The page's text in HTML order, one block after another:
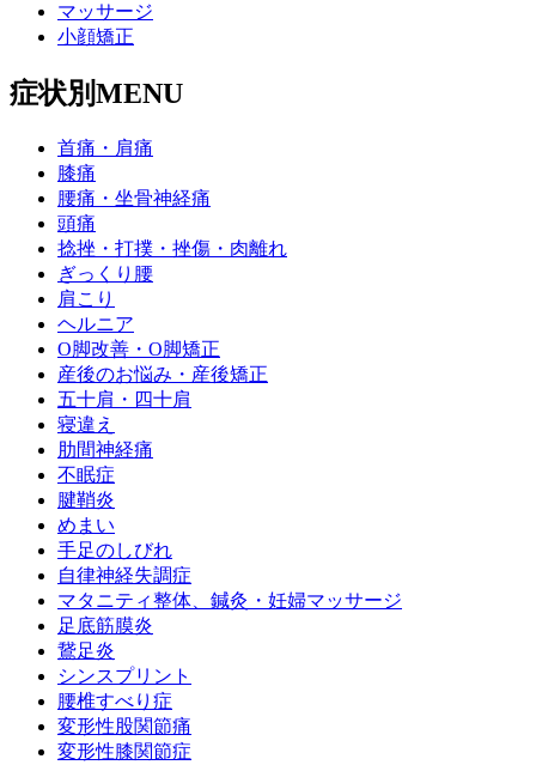
マッサージ
小顔矯正
症状別MENU
首痛・肩痛
膝痛
腰痛・坐骨神経痛
頭痛
捻挫・打撲・挫傷・肉離れ
ぎっくり腰
肩こり
ヘルニア
O脚改善・O脚矯正
産後のお悩み・産後矯正
五十肩・四十肩
寝違え
肋間神経痛
不眠症
腱鞘炎
めまい
手足のしびれ
自律神経失調症
マタニティ整体、鍼灸・妊婦マッサージ
足底筋膜炎
鵞足炎
シンスプリント
腰椎すべり症
変形性股関節痛
変形性膝関節症